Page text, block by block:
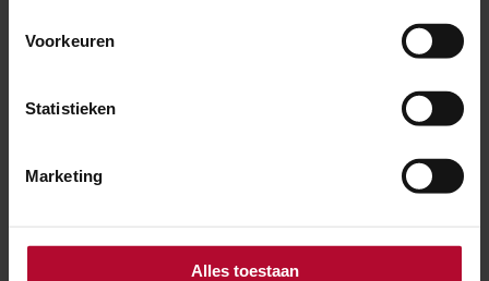
Voorkeuren
Statistieken
Marketing
Alles toestaan
Logo voor beste website van het jaar in de categorie